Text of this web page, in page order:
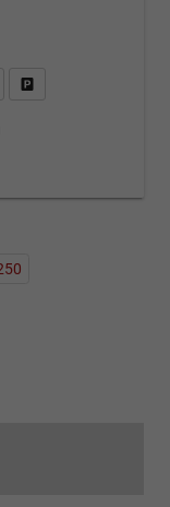
& Angebot anfordern
PDF-Datei, Fahrzeugexposé